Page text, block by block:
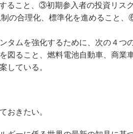
ること、③初期参入者の投資リス
の合理化、標準化を進めること
ムを強化するために、次の４つ
図ること、燃料電池自動車、商業
している。
おきたい。